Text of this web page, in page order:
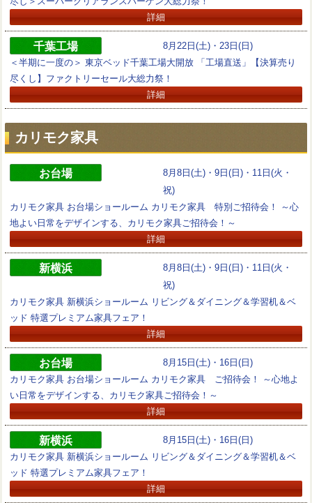
詳細
8月22日(土)・23日(日)
千葉工場
＜半期に一度の＞ 東京ベッド千葉工場大開放 「工場直送」【決算売り
尽くし】ファクトリーセール大総力祭！
詳細
カリモク家具
8月8日(土)・9日(日)・11日(火・
祝)
お台場
カリモク家具 お台場ショールーム カリモク家具 特別ご招待会！ ～心
地よい日常をデザインする、カリモク家具ご招待会！～
詳細
8月8日(土)・9日(日)・11日(火・
祝)
新横浜
カリモク家具 新横浜ショールーム リビング＆ダイニング＆学習机＆ベ
ッド 特選プレミアム家具フェア！
詳細
8月15日(土)・16日(日)
お台場
カリモク家具 お台場ショールーム カリモク家具 ご招待会！ ～心地よ
い日常をデザインする、カリモク家具ご招待会！～
詳細
8月15日(土)・16日(日)
新横浜
カリモク家具 新横浜ショールーム リビング＆ダイニング＆学習机＆ベ
ッド 特選プレミアム家具フェア！
詳細